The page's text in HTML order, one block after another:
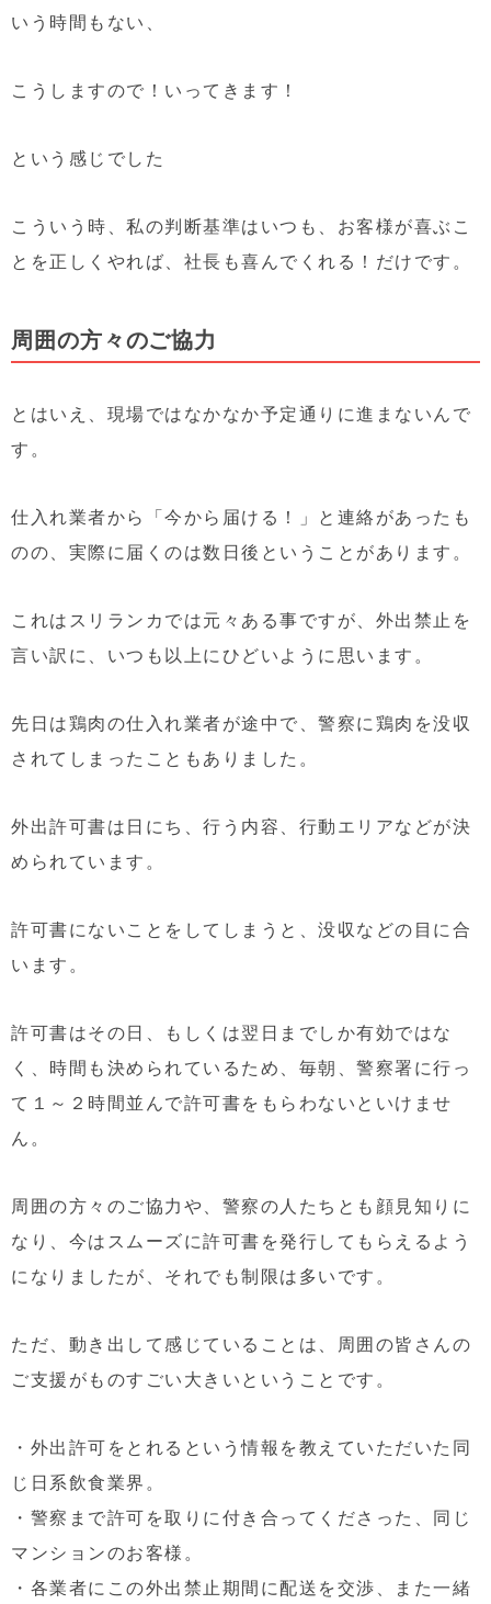
いう時間もない、
こうしますので！いってきます！
という感じでした
こういう時、私の判断基準はいつも、お客様が喜ぶこ
とを正しくやれば、社長も喜んでくれる！だけです。
周囲の方々のご協力
とはいえ、現場ではなかなか予定通りに進まないんで
す。
仕入れ業者から「今から届ける！」と連絡があったも
のの、実際に届くのは数日後ということがあります。
これはスリランカでは元々ある事ですが、外出禁止を
言い訳に、いつも以上にひどいように思います。
先日は鶏肉の仕入れ業者が途中で、警察に鶏肉を没収
されてしまったこともありました。
外出許可書は日にち、行う内容、行動エリアなどが決
められています。
許可書にないことをしてしまうと、没収などの目に合
います。
許可書はその日、もしくは翌日までしか有効ではな
く、時間も決められているため、毎朝、警察署に行っ
て１～２時間並んで許可書をもらわないといけませ
ん。
周囲の方々のご協力や、警察の人たちとも顔見知りに
なり、今はスムーズに許可書を発行してもらえるよう
になりましたが、それでも制限は多いです。
ただ、動き出して感じていることは、周囲の皆さんの
ご支援がものすごい大きいということです。
・外出許可をとれるという情報を教えていただいた同
じ日系飲食業界。
・警察まで許可を取りに付き合ってくださった、同じ
マンションのお客様。
・各業者にこの外出禁止期間に配送を交渉、また一緒